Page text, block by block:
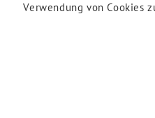
Verwendung von Cookies